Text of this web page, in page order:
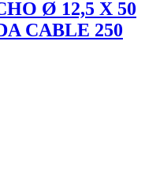
Ø 12,5 X 50
CABLE 250